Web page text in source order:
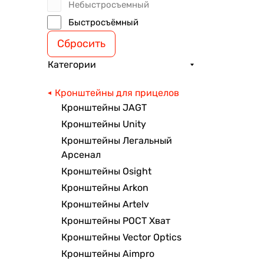
Небыстросъемный
Быстросъёмный
Сбросить
Категории
Кронштейны для прицелов
Кронштейны JAGT
Кронштейны Unity
Кронштейны Легальный
Арсенал
Кронштейны Osight
Кронштейны Arkon
Кронштейны Artelv
Кронштейны РОСТ Хват
Кронштейны Vector Optics
Кронштейны Aimpro